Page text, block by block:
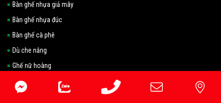
Bàn ghế nhựa giả mây
Bàn ghế nhựa đúc
Bàn ghế cà phê
Dù che nắng
Ghế nữ hoàng
Bàn ghế nhà hàng, quán ăn